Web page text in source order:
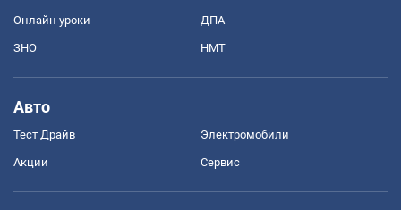
Онлайн уроки ДПА
ЗНО НМТ
Авто
Тест Драйв Электромобили
Акции Сервис